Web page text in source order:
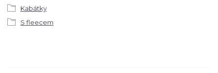
Kabátky
S fleecem